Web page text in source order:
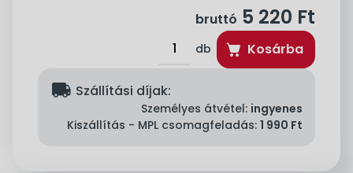
bruttó 5 220 Ft
db Kosárba
delivery Szállítási díjak:
Személyes átvétel: ingyenes
Kiszállítás - MPL csomagfeladás: 1 990 Ft